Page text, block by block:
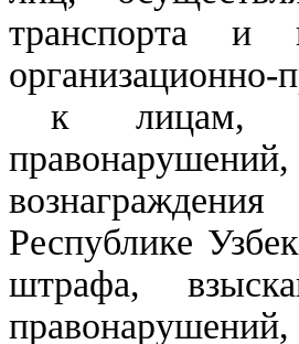
транспорта и
к лицам,
Республике
штрафа,